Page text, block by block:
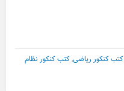
کتب کنکور ریاضی,کتب کنکور نظام